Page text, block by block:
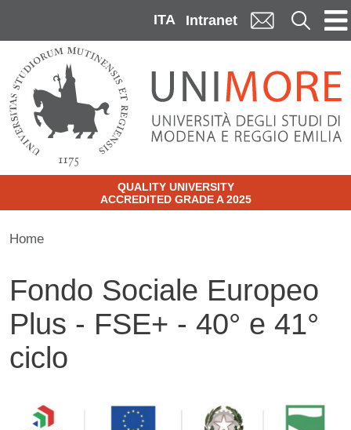
ITA Intranet Cerca
QUALITY UNIVERSITY
ACCREDITED GRADE A 2025
Home
Fondo Sociale Europeo
Plus - FSE+ - 40° e 41°
ciclo
Contenuto
Image